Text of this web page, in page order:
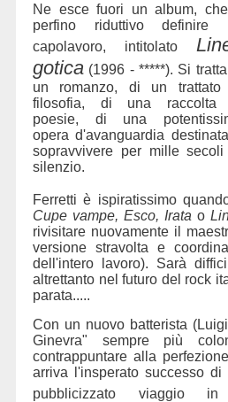
Ne esce fuori un album,
perfino riduttivo definire
capolavoro, intitolato
gotica (1996 - *****). Si
un romanzo, di un trattato
filosofia, di una raccolta
poesie, di una
opera d'avanguardia
sopravvivere per mille
silenzio.
Ferretti è ispiratissimo
Cupe vampe, Esco, Irata o
rivisitare nuovamente il
versione stravolta e
dell'intero lavoro). Sarà
altrettanto nel futuro del rock
parata.....
Con un nuovo batterista
Ginevra" sempre più
contrappuntare alla
arriva l'insperato successo
pubblicizzato viaggio